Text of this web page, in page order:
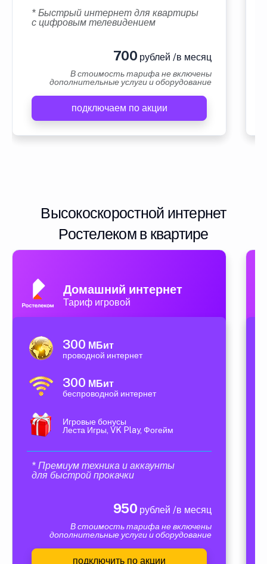
* Быстрый интернет для квартиры
с цифровым телевидением
700 рублей /в месяц
В стоимость тарифа не включены
дополнительные услуги и оборудование
подключаем по акции
Высокоскоростной интернет
Ростелеком в квартире
Домашний интернет
Тариф игровой
300 МБит
проводной интернет
300 МБит
беспроводной интернет
Игровые бонусы
Леста Игры, VK Play, Фогейм
* Премиум техника и аккаунты
для быстрой прокачки
950 рублей /в месяц
В стоимость тарифа не включены
дополнительные услуги и оборудование
подключить по акции